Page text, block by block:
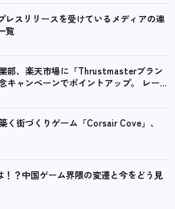
レスリリースを受けているメディアの連
覧
部、楽天市場に「Thrustmasterブラン
キャンペーンでポイントアップ。 レーシ
トローラーを中心に、幅広くラインナッ
く街づくりゲーム「Corsair Cove」、
？中国ゲーム界隈の変遷と今をどう見